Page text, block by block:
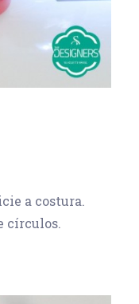
a costura.
círculos.